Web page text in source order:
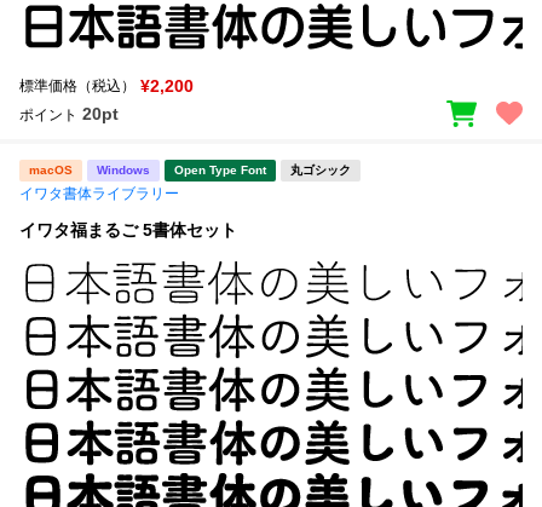
標準価格（税込） ¥2,200
ポイント 20pt
macOS Windows Open Type Font 丸ゴシック
イワタ書体ライブラリー
イワタ福まるご 5書体セット